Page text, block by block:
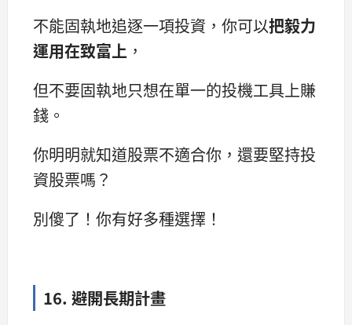
不能固執地追逐一項投資，你可以把毅力
運用在致富上 ，
但不要固執地只想在單一的投機工具上賺
錢。
你明明就知道股票不適合你，還要堅持投
資股票嗎？
別傻了！你有好多種選擇！
16. 避開長期計畫